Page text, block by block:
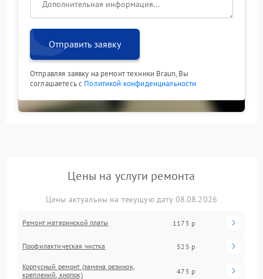
Отправить заявку
Отправляя заявку на ремонт техники Braun, Вы
соглашаетесь с Политикой конфиденциальности
Цены на услуги ремонта
Цены актуальны на текущую дату 08.08.2026
Ремонт материнской платы 1175 р
Профилактическая чистка 525 р
Корпусный ремонт (замена резинок,
креплений, кнопок)
475 р